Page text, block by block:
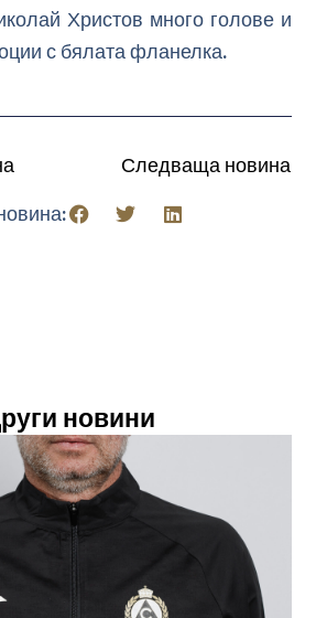
Христов много голове и
с бялата фланелка.
Следваща новина
новини